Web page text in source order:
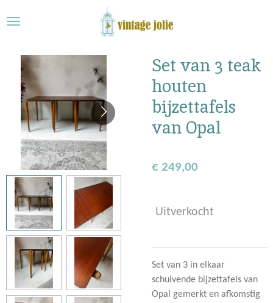
direct
hoofdinhoud
Set van 3 teak
houten
bijzettafels
van Opal
€ 249,00
Uitverkocht
Set van 3 in elkaar
schuivende bijzettafels van
Opal gemerkt en afkomstig